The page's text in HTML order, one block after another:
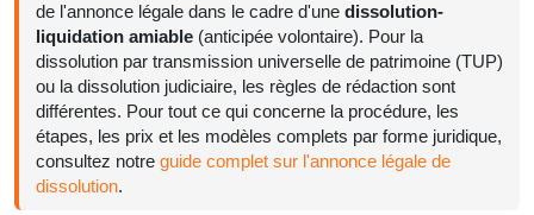
de l'annonce légale dans le cadre d'une dissolution-
liquidation amiable (anticipée volontaire). Pour la
dissolution par transmission universelle de patrimoine (TUP)
ou la dissolution judiciaire, les règles de rédaction sont
différentes. Pour tout ce qui concerne la procédure, les
étapes, les prix et les modèles complets par forme juridique,
consultez notre guide complet sur l'annonce légale de
dissolution.